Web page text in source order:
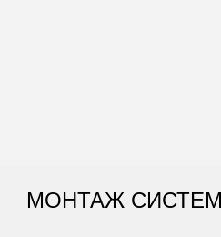
МОНТАЖ